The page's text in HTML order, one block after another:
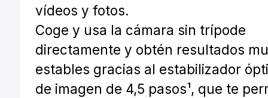
vídeos y fotos.
Coge y usa la cámara sin trípode
directamente y obtén resultados
estables gracias al estabilizador
de imagen de 4,5 pasos¹, que te